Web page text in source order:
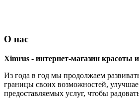
О нас
Ximrus - интернет-магазин красоты
Из года в год мы продолжаем
границы своих возможностей,
предоставляемых услуг, чтобы